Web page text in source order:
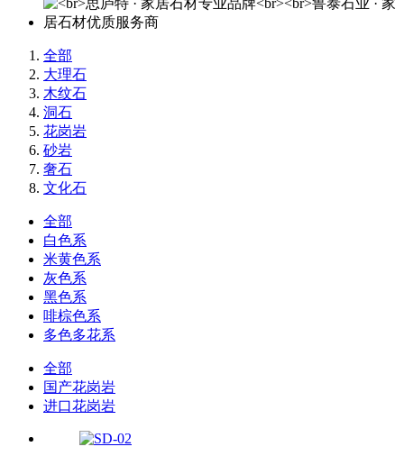
全部
大理石
木纹石
洞石
花岗岩
砂岩
奢石
文化石
全部
白色系
米黄色系
灰色系
黑色系
啡棕色系
多色多花系
全部
国产花岗岩
进口花岗岩